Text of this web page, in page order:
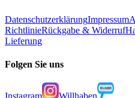
DatenschutzerklärungImpressum
RichtlinieRückgabe & Widerruf
Lieferung
Folgen Sie uns